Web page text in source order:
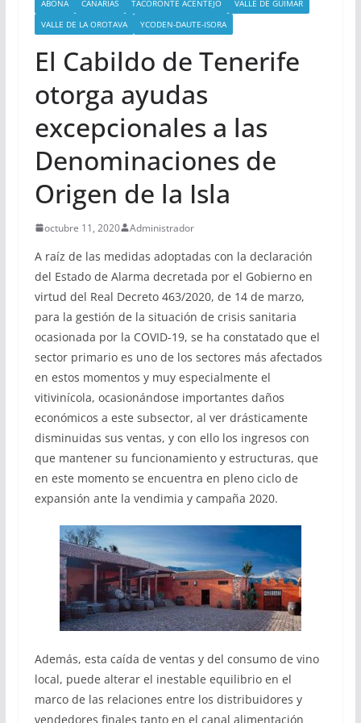
ABONA CANARIAS TACORONTE ACENTEJO
VALLE DE GÜIMAR
VALLE DE LA OROTAVA
YCODEN-DAUTE-ISORA
El Cabildo de Tenerife
otorga ayudas
excepcionales a las
Denominaciones de
Origen de la Isla
octubre 11, 2020 Administrador
A raíz de las medidas adoptadas con la declaración
del Estado de Alarma decretada por el Gobierno en
virtud del Real Decreto 463/2020, de 14 de marzo,
para la gestión de la situación de crisis sanitaria
ocasionada por la COVID-19, se ha constatado que el
sector primario es uno de los sectores más afectados
en estos momentos y muy especialmente el
vitivinícola, ocasionándose importantes daños
económicos a este subsector, al ver drásticamente
disminuidas sus ventas, y con ello los ingresos con
que mantener su funcionamiento y estructuras, que
en este momento se encuentra en pleno ciclo de
expansión ante la vendimia y campaña 2020.
Además, esta caída de ventas y del consumo de vino
local, puede alterar el inestable equilibrio en el
marco de las relaciones entre los distribuidores y
vendedores finales tanto en el canal alimentación